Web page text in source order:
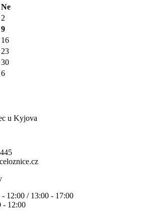
Ne
2
9
16
23
30
6
u Kyjova
- 12:00 / 13:00 - 17:00
- 12:00